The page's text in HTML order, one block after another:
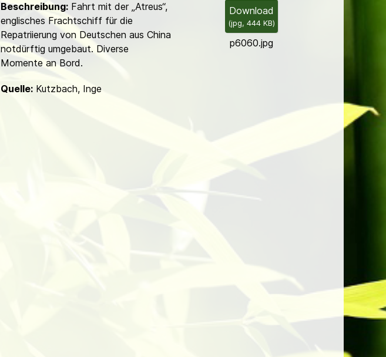
Download
(jpg, 444 KB)
p6060.jpg
Beschreibung:Fahrt mit der „Atreus“,
englisches Frachtschiff für die
Repatriierung von Deutschen aus China
notdürftig umgebaut. Diverse
Momente an Bord.
Quelle:Kutzbach, Inge